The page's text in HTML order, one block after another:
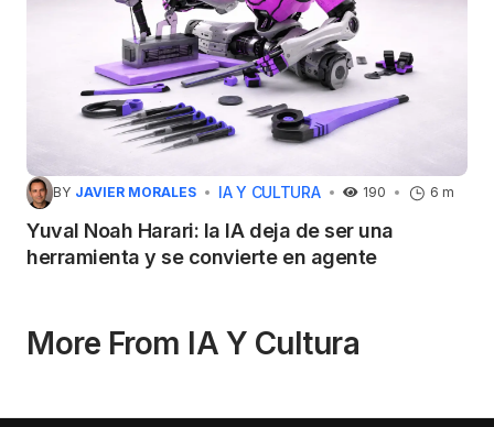
BY JAVIER MORALES IA Y CULTURA 190 6 m
Yuval Noah Harari: la IA deja de ser una
herramienta y se convierte en agente
More From IA Y Cultura